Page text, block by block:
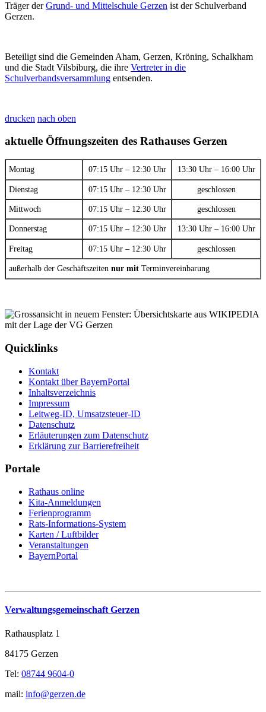
Träger derGrund- und Mittelschule Gerzen ist der Schulverband
Gerzen.
Beteiligt sind die Gemeinden Aham, Gerzen, Kröning, Schalkham
und die Stadt Vilsbiburg, die ihre Vertreter in die
Schulverbandsversammlung entsenden.
drucken nach oben
aktuelle Öffnungszeiten des Rathauses Gerzen
Montag 07:15 Uhr – 12:30 Uhr 13:30 Uhr – 16:00 Uhr
Dienstag 07:15 Uhr – 12:30 Uhr geschlossen
Mittwoch 07:15 Uhr – 12:30 Uhr geschlossen
Donnerstag 07:15 Uhr – 12:30 Uhr 13:30 Uhr – 16:00 Uhr
Freitag 07:15 Uhr – 12:30 Uhr geschlossen
außerhalb der Geschäftszeiten nur mit Terminvereinbarung
Quicklinks
Kontakt
Kontakt über BayernPortal
Inhaltsverzeichnis
Impressum
Leitweg-ID, Umsatzsteuer-ID
Datenschutz
Erläuterungen zum Datenschutz
Erklärung zur Barrierefreiheit
Portale
Rathaus online
Kita-Anmeldungen
Ferienprogramm
Rats-Informations-System
Karten / Luftbilder
Veranstaltungen
BayernPortal
Verwaltungsgemeinschaft Gerzen
Rathausplatz 1
84175 Gerzen
Tel: 08744 9604-0
mail: info@gerzen.de